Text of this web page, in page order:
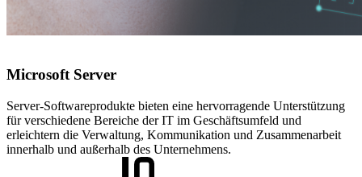
Microsoft Server
Server-Softwareprodukte bieten eine hervorragende Unterstützung
für verschiedene Bereiche der IT im Geschäftsumfeld und
erleichtern die Verwaltung, Kommunikation und Zusammenarbeit
innerhalb und außerhalb des Unternehmens.